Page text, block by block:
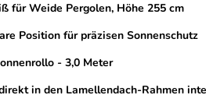
für Weide Pergolen, Höhe 255 cm
Position für präzisen Sonnenschutz
- 3,0 Meter
in den Lamellendach-Rahmen